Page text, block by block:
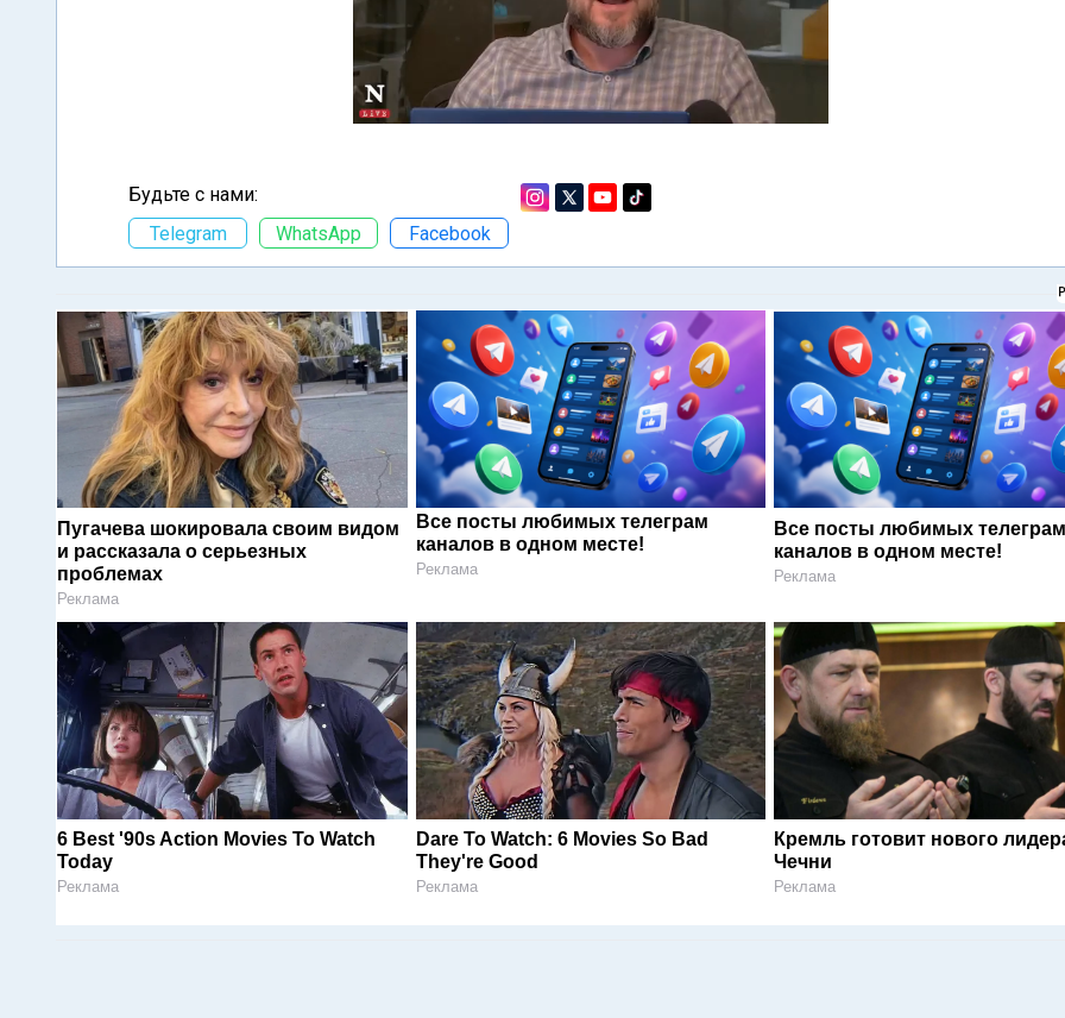
Будьте с нами:
Telegram
WhatsApp Facebook
Пугачева шокировала своим видом
и рассказала о серьезных
проблемах
Реклама
Все посты любимых телеграм
каналов в одном месте!
Реклама
Все посты любимых
каналов в одном месте!
Реклама
6 Best '90s Action Movies To Watch
Today
Реклама
Dare To Watch: 6 Movies So Bad
They're Good
Реклама
Кремль готовит нового
Чечни
Реклама